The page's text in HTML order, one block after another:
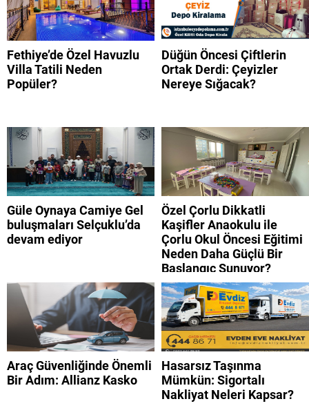
Fethiye’de Özel Havuzlu
Villa Tatili Neden
Popüler?
Düğün Öncesi Çiftlerin
Ortak Derdi: Çeyizler
Nereye Sığacak?
Güle Oynaya Camiye Gel
buluşmaları Selçuklu’da
devam ediyor
Özel Çorlu Dikkatli
Kaşifler Anaokulu ile
Çorlu Okul Öncesi Eğitimi
Neden Daha Güçlü Bir
Başlangıç Sunuyor?
Araç Güvenliğinde Önemli
Bir Adım: Allianz Kasko
Hasarsız Taşınma
Mümkün: Sigortalı
Nakliyat Neleri Kapsar?